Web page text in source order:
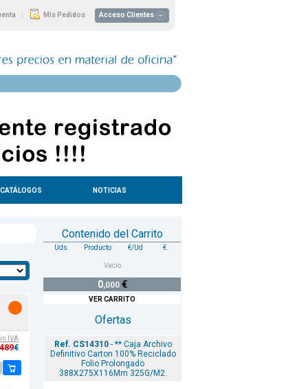
| Mis Pedidos Acceso Clientes
CATÁLOGOS NOTICIAS
IVA
€
Contenido del Carrito
Uds. Producto €/Ud €
Vacío
0,000€
VER CARRITO
Ofertas
Ref. CS14310- ** Caja Archivo
Definitivo Carton 100% Reciclado
Folio Prolongado
388X275X116Mm 325G/M2.